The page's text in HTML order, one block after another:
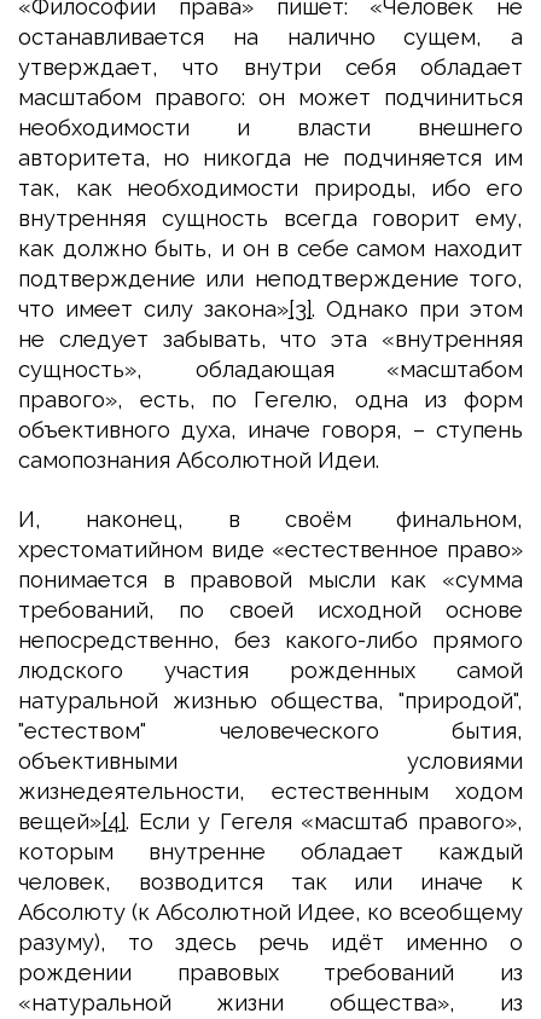
«Философии права» пишет: «Человек не
останавливается на налично сущем, а
утверждает, что внутри себя обладает
масштабом правого: он может подчиниться
необходимости и власти внешнего
авторитета, но никогда не подчиняется им
так, как необходимости природы, ибо его
внутренняя сущность всегда говорит ему,
как должно быть, и он в себе самом находит
подтверждение или неподтверждение того,
что имеет силу закона»[3]. Однако при этом
не следует забывать, что эта «внутренняя
сущность», обладающая «масштабом
правого», есть, по Гегелю, одна из форм
объективного духа, иначе говоря, – ступень
самопознания Абсолютной Идеи.
И, наконец, в своём финальном,
хрестоматийном виде «естественное право»
понимается в правовой мысли как «сумма
требований, по своей исходной основе
непосредственно, без какого-либо прямого
людского участия рожденных самой
натуральной жизнью общества, "природой",
"естеством" человеческого бытия,
объективными условиями
жизнедеятельности, естественным ходом
вещей»[4]. Если у Гегеля «масштаб правого»,
которым внутренне обладает каждый
человек, возводится так или иначе к
Абсолюту (к Абсолютной Идее, ко всеобщему
разуму), то здесь речь идёт именно о
рождении правовых требований из
«натуральной жизни общества», из